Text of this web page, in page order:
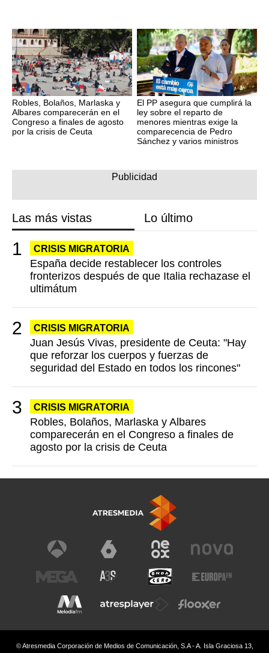
Robles, Bolaños, Marlaska y
Albares comparecerán en el
Congreso a finales de agosto
por la crisis de Ceuta
El PP asegura que cumplirá la
ley sobre el reparto de
menores mientras exige la
comparecencia de Pedro
Sánchez y varios ministros
Las más vistas Lo último
CRISIS MIGRATORIA
España decide restablecer los controles
fronterizos después de que Italia rechazase el
ultimátum
CRISIS MIGRATORIA
Juan Jesús Vivas, presidente de Ceuta: "Hay
que reforzar los cuerpos y fuerzas de
seguridad del Estado en todos los rincones"
CRISIS MIGRATORIA
Robles, Bolaños, Marlaska y Albares
comparecerán en el Congreso a finales de
agosto por la crisis de Ceuta
© Atresmedia Corporación de Medios de Comunicación, S.A - A. Isla Graciosa 13,